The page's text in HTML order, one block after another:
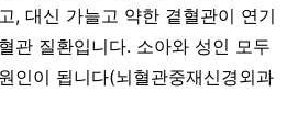
, 대신 가늘고 약한 곁혈관이 연기
관 질환입니다. 소아와 성인 모두
인이 됩니다(뇌혈관중재신경외과